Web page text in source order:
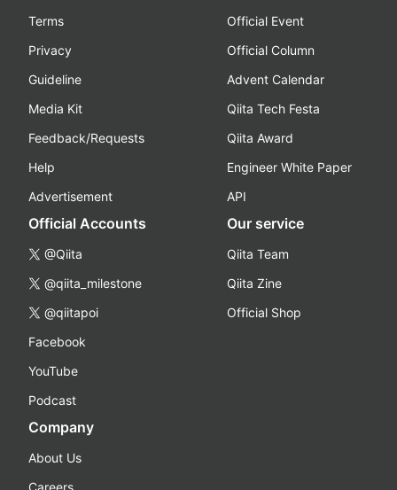
Terms
Privacy
Guideline
Media Kit
Feedback/Requests
Help
Advertisement
Official Event
Official Column
Advent Calendar
Qiita Tech Festa
Qiita Award
Engineer White Paper
API
Official Accounts
@Qiita
@qiita_milestone
@qiitapoi
Facebook
YouTube
Podcast
Our service
Qiita Team
Qiita Zine
Official Shop
Company
About Us
Careers